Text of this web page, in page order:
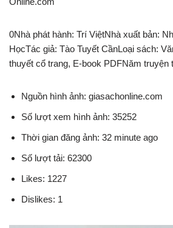
0Nhà phát hành: Trí ViệtNhà xuất bản:
HọcTác giả: Tào Tuyết CầnLoại sách:
thuyết cổ trang, E-book PDFNăm truyện
Nguồn hình ảnh: giasachonline.com
Số lượt xem hình ảnh: 35252
Thời gian đăng ảnh: 32 minute ago
Số lượt tải: 62300
Likes: 1227
Dislikes: 1